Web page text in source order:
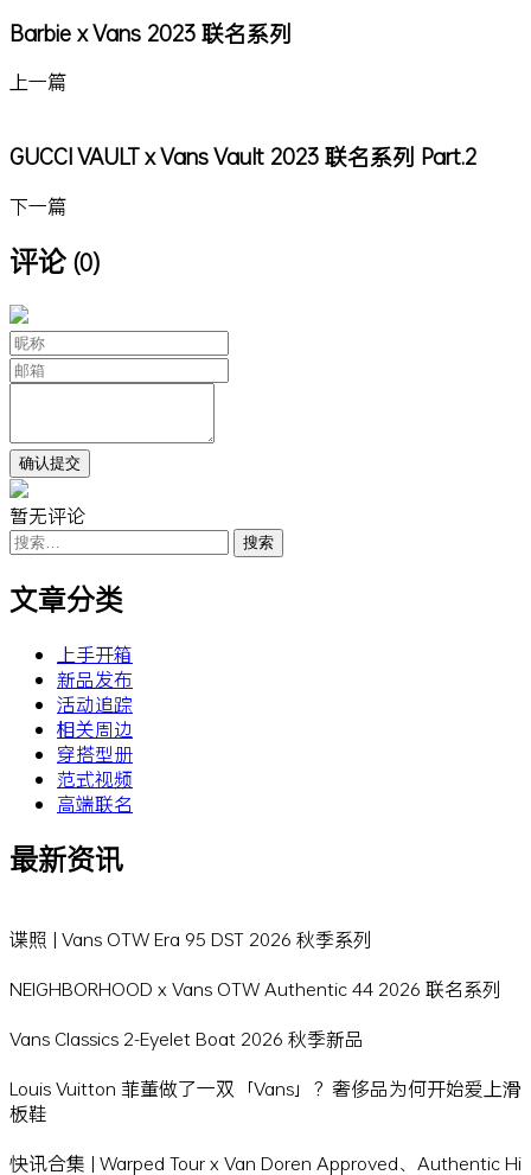
Barbie x Vans 2023 联名系列
上一篇
GUCCI VAULT x Vans Vault 2023 联名系列 Part.2
下一篇
评论 (0)
暂无评论
搜
索：
文章分类
上手开箱
新品发布
活动追踪
相关周边
穿搭型册
范式视频
高端联名
最新资讯
谍照 | Vans OTW Era 95 DST 2026 秋季系列
NEIGHBORHOOD x Vans OTW Authentic 44 2026 联名系列
Vans Classics 2-Eyelet Boat 2026 秋季新品
Louis Vuitton 菲董做了一双「Vans」？奢侈品为何开始爱上滑
板鞋
快讯合集 | Warped Tour x Van Doren Approved、Authentic Hi